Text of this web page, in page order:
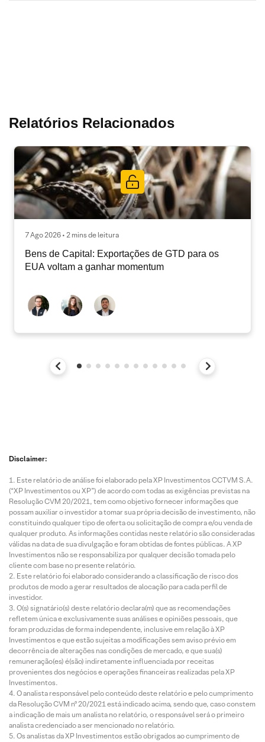
Relatórios Relacionados
7 Ago 2026 • 2 mins de leitura
Bens de Capital: Exportações de GTD para os
EUA voltam a ganhar momentum
Disclaimer:
Este relatório de análise foi elaborado pela XP Investimentos CCTVM S.A.
(“XP Investimentos ou XP”) de acordo com todas as exigências previstas na
Resolução CVM 20/2021, tem como objetivo fornecer informações que
possam auxiliar o investidor a tomar sua própria decisão de investimento, não
constituindo qualquer tipo de oferta ou solicitação de compra e/ou venda de
qualquer produto. As informações contidas neste relatório são consideradas
válidas na data de sua divulgação e foram obtidas de fontes públicas. A XP
Investimentos não se responsabiliza por qualquer decisão tomada pelo
cliente com base no presente relatório.
Este relatório foi elaborado considerando a classificação de risco dos
produtos de modo a gerar resultados de alocação para cada perfil de
investidor.
O(s) signatário(s) deste relatório declara(m) que as recomendações
refletem única e exclusivamente suas análises e opiniões pessoais, que
foram produzidas de forma independente, inclusive em relação à XP
Investimentos e que estão sujeitas a modificações sem aviso prévio em
decorrência de alterações nas condições de mercado, e que sua(s)
remuneração(es) é(são) indiretamente influenciada por receitas
provenientes dos negócios e operações financeiras realizadas pela XP
Investimentos.
O analista responsável pelo conteúdo deste relatório e pelo cumprimento
da Resolução CVM nº 20/2021 está indicado acima, sendo que, caso constem
a indicação de mais um analista no relatório, o responsável será o primeiro
analista credenciado a ser mencionado no relatório.
Os analistas da XP Investimentos estão obrigados ao cumprimento de